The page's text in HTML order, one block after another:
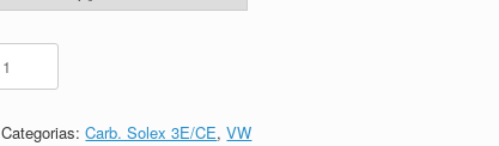
Categorias:Carb. Solex 3E/CE,VW